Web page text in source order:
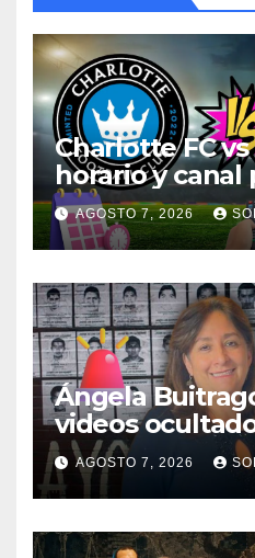
Charlotte FC
horario y canal
partido de la
2026
AGOSTO 7, 2026
Ángela
videos
Ayotzinapa
de
AGOSTO 7, 2026